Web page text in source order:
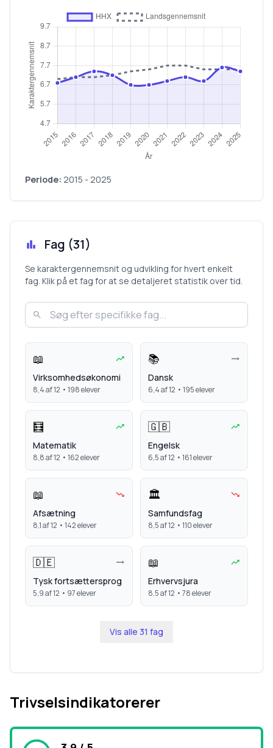
Periode: 2015 - 2025
Fag (31)
Se karaktergennemsnit og udvikling for hvert enkelt
fag. Klik på et fag for at se detaljeret statistik over tid.
📖
Virksomhedsøkonomi
8,4af 12 • 198elever
📚
Dansk
6,4af 12 • 195elever
🧮
Matematik
8,8af 12 • 162elever
🇬🇧
Engelsk
6,5af 12 • 161elever
📖
Afsætning
8,1af 12 • 142elever
🏛️
Samfundsfag
8,5af 12 • 110elever
🇩🇪
Tysk fortsættersprog
5,9af 12 • 97elever
📖
Erhvervsjura
8,5af 12 • 78elever
Vis alle 31 fag
Trivselsindikatorerer